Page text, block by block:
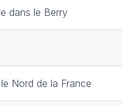
dans le Berry
Nord de la France